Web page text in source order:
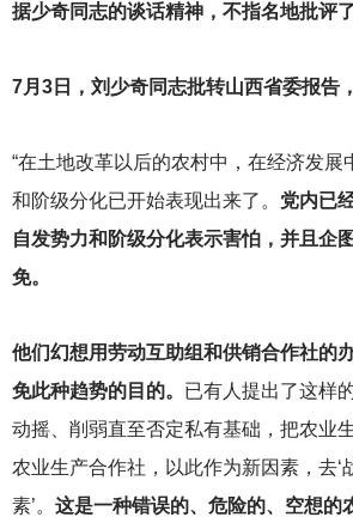
据少奇同志的谈话精神，不指名地批评
7月3日，刘少奇同志批转山西省委报告
“在土地改革以后的农村中，在经济发展
和阶级分化已开始表现出来了。 党内已
自发势力和阶级分化表示害怕，并且企
免。
他们幻想用劳动互助组和供销合作社的
免此种趋势的目的。 已有人提出了这样
动摇、削弱直至否定私有基础，把农业
农业生产合作社，以此作为新因素，去‘
素’。 这是一种错误的、危险的、空想的